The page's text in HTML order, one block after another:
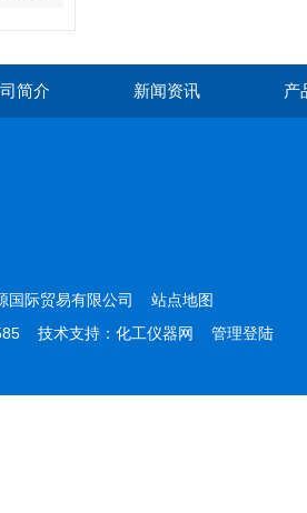
简介 新闻资讯 产
国际贸易有限公司 站点地图
技术支持： 化工仪器网 管理登陆